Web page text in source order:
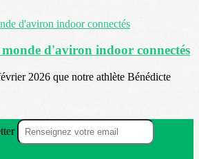
d'aviron indoor connectés
2026 que notre athlète Bénédicte